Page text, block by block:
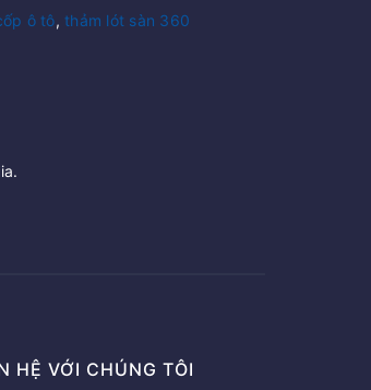
ô tô,thảm lót sàn 360
HỆ VỚI CHÚNG TÔI